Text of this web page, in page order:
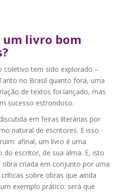
um livro bom
coletivo tem sido explorado –
no Brasil quanto fora, uma
de textos foi lançado, mas
sucesso estrondoso.
em feiras literárias por
natural de escritores. E isso
afinal, um livro é uma
do escritor, de sua alma. E, isto
criada em conjunto por uma
sobre obras que ainda
exemplo prático: será que